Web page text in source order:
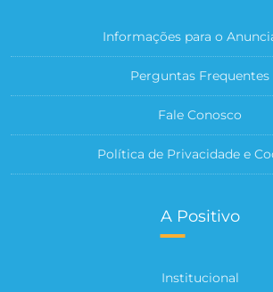
Informações para o
Perguntas Frequentes
Fale Conosco
Política de Privacidade e
A Positivo
Institucional